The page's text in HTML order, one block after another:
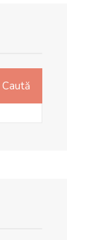
Caută